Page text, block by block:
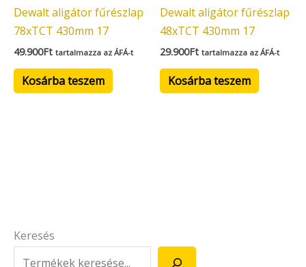
Keresés
Dewalt aligátor fűrészlap
78xTCT 430mm 17
49.900Ft tartalmazza az ÁFÁ-t
Kosárba teszem
Dewalt aligátor fűrészlap
48xTCT 430mm 17
29.900Ft tartalmazza az ÁFÁ-t
Kosárba teszem